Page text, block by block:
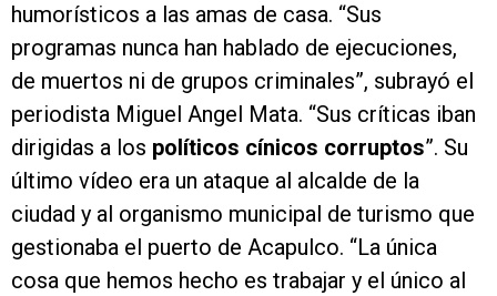
humorísticos a las amas de casa. “Sus
programas nunca han hablado de ejecuciones,
de muertos ni de grupos criminales”, subrayó el
periodista Miguel Angel Mata. “Sus críticas iban
dirigidas a los políticos cínicos corruptos”. Su
último vídeo era un ataque al alcalde de la
ciudad y al organismo municipal de turismo que
gestionaba el puerto de Acapulco. “La única
cosa que hemos hecho es trabajar y el único al